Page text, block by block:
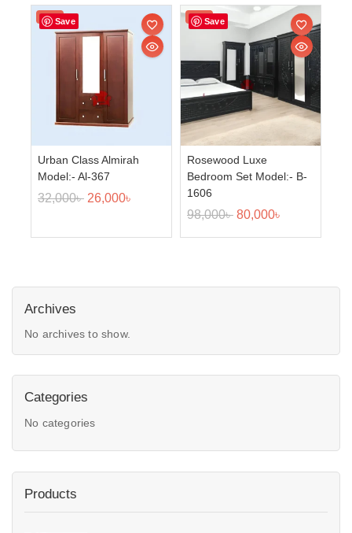
Save
Sale!
Urban Class Almirah
Model:- Al-367
32,000৳ 26,000৳
Save
Sale!
Rosewood Luxe
Bedroom Set Model:- B-
1606
98,000৳ 80,000৳
Archives
No archives to show.
Categories
No categories
Products